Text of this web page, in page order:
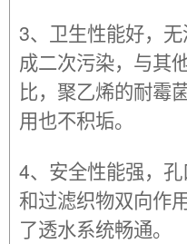
3、卫生性能好，
成二次污染，与其
比，聚乙烯的耐霉
用也不积垢。
4、安全性能强，
和过滤织物双向作
了透水系统畅通。